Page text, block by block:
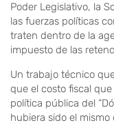
Poder Legislativo, la
las fuerzas políticas
traten dentro de la
impuesto de las
Un trabajo técnico
que el costo fiscal
política pública del
hubiera sido el